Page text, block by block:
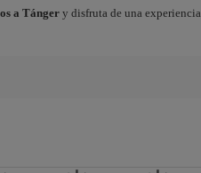
a Tángery disfruta de una